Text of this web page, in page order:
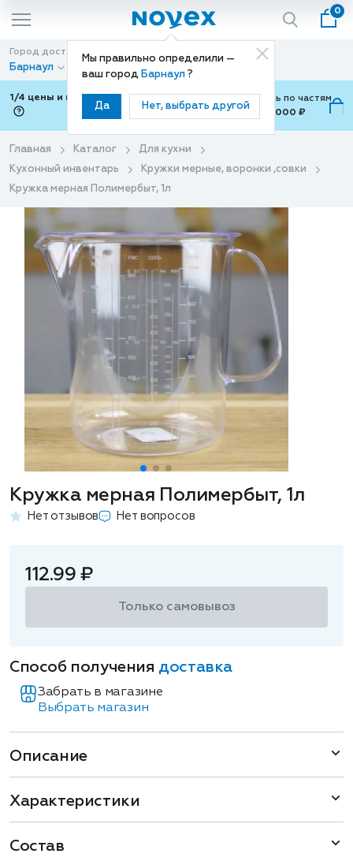
Мы правильно определили —
ваш город Барнаул ?
Да Нет, выбрать другой
0
Город доставки
Барнаул
Способ доставки
Доставка
1/4 цены и покупки ваши с Подели
Можно оплатить по частям
от 700 ₽ до 15,000 ₽
Главная Каталог
Для кухни
Кухонный инвентарь
Кружки мерные, воронки ,совки
Кружка мерная Полимербыт, 1л
Кружка мерная Полимербыт, 1л
Нет отзывов Нет вопросов
112.99 ₽
Только самовывоз
Способ получения доставка
Забрать в магазине
Выбрать магазин
Описание
Характеристики
Состав